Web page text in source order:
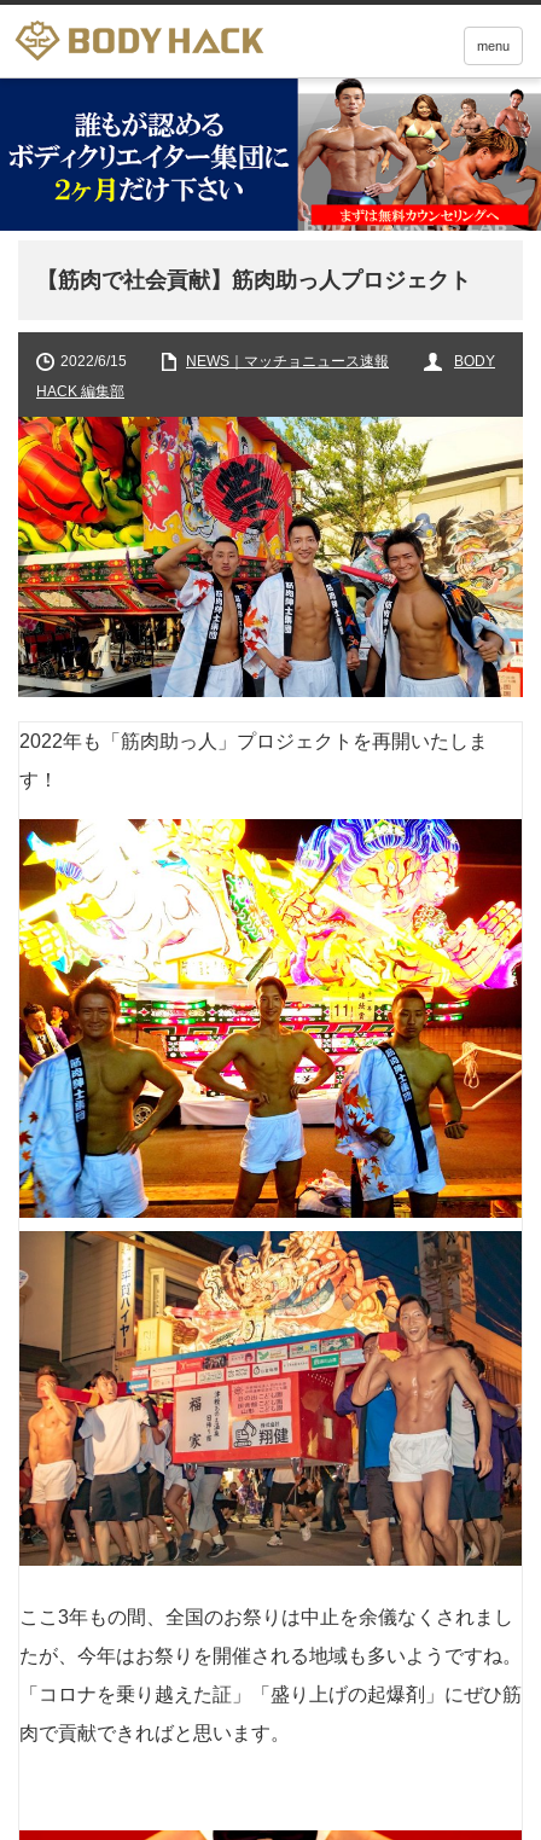
menu
【筋肉で社会貢献】筋肉助っ人プロジェクト
2022/6/15 NEWS｜マッチョニュース速報
BODY
HACK 編集部
2022年も「筋肉助っ人」プロジェクトを再開いたしま
す！
ここ3年もの間、全国のお祭りは中止を余儀なくされまし
たが、今年はお祭りを開催される地域も多いようですね。
「コロナを乗り越えた証」「盛り上げの起爆剤」にぜひ筋
肉で貢献できればと思います。